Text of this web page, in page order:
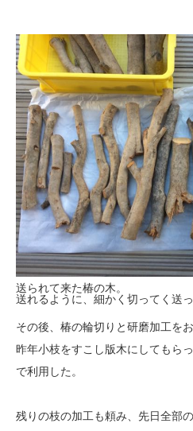
送られて来た椿の木。
送れるように、細かく切ってく送
その後、椿の輪切りと研磨加工を
昨年小枝をすこし版木にしてもら
で利用した。
残りの枝の加工も頼み、先日全部